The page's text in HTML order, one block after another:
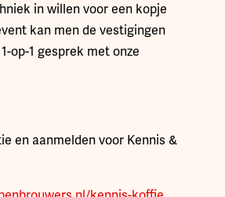
in willen voor een kopje
kan men de vestigingen
op-1 gesprek met onze
en aanmelden voor Kennis &